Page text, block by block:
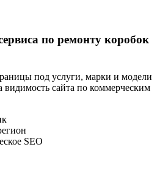
по ремонту коробок
под услуги, марки и модели
видимость сайта по коммерческим
SEO